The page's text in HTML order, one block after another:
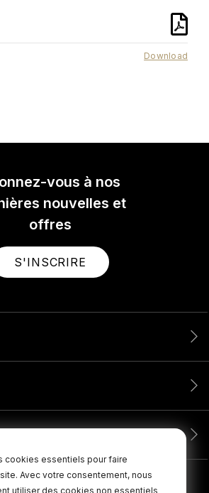
cookies essentiels pour faire
Avec votre consentement, nous
utiliser des cookies non essentiels
Download
vous à nos
nouvelles et
offres
S'INSCRIRE